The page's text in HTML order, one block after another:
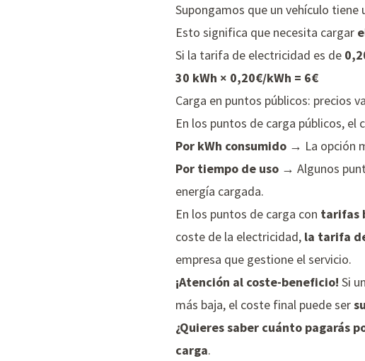
Supongamos que un vehículo tiene
Esto significa que necesita cargar
Si la tarifa de electricidad es de
30 kWh × 0,20€/kWh = 6€
Carga en puntos públicos: precios
En los puntos de carga públicos,
Por kWh consumido → La opción
Por tiempo de uso → Algunos
energía cargada.
En los puntos de carga con tarifas
coste de la electricidad, la tarifa
empresa que gestione el servicio.
¡Atención al coste-beneficio! Si
más baja, el coste final puede ser
¿Quieres saber cuánto pagarás
carga.